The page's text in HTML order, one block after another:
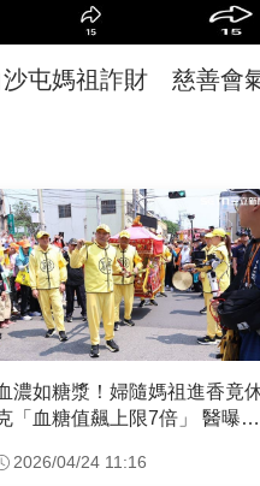
沙屯媽祖詐財 慈善會
濃如糖漿！婦隨媽祖進香竟
「血糖值飆上限7倍」 醫曝原
2026/04/24 11:16